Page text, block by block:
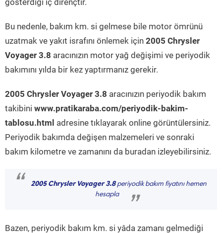
gösterdiği iç dirençtir.
Bu nedenle, bakım km. si gelmese bile motor ömrünü
uzatmak ve yakıt israfını önlemek için 2005 Chrysler
Voyager 3.8 aracınızın motor yağ değişimi ve periyodik
bakımını yılda bir kez yaptırmanız gerekir.
2005 Chrysler Voyager 3.8 aracınızın periyodik bakım
takibini www.pratikaraba.com/periyodik-bakim-
tablosu.html adresine tıklayarak online görüntülersiniz.
Periyodik bakımda değişen malzemeleri ve sonraki
bakım kilometre ve zamanını da buradan izleyebilirsiniz.
“ 2005 Chrysler Voyager 3.8periyodik bakım fiyatını hemen
hesapla
”
Bazen, periyodik bakım km. si yâda zamanı gelmediği